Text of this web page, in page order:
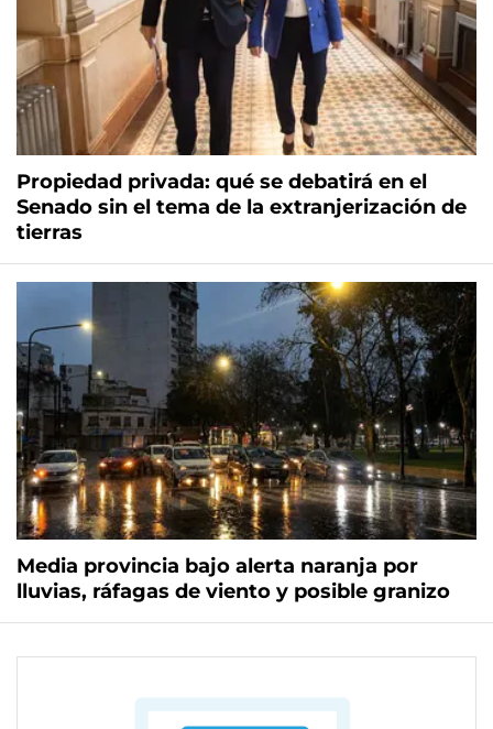
Propiedad privada: qué se debatirá en el
Senado sin el tema de la extranjerización de
tierras
Media provincia bajo alerta naranja por
lluvias, ráfagas de viento y posible granizo